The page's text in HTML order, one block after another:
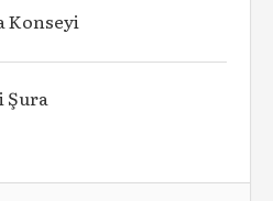
Konseyi
Şura